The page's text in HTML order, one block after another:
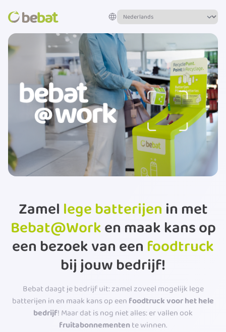
Zamel lege batterijenin met
Bebat@Worken maak kans op
een bezoek van een foodtruck
bij jouw bedrijf!
Bebat daagt je bedrijf uit: zamel zoveel mogelijk lege
batterijen in en maak kans op een foodtruck voor het hele
bedrijf! Maar dat is nog niet alles: er vallen ook
fruitabonnementente winnen.